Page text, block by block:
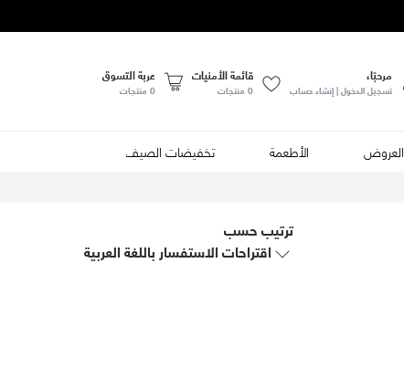
مرحبًا،
تسجيل الدخول | إنشاء حساب
قائمة الأمنيات
0 منتجات
عربة التسوق
0 منتجات
العروض الأطعمة تخفيضات الصيف
ترتيب حسب
اقتراحات الاستفسار باللغة العربية